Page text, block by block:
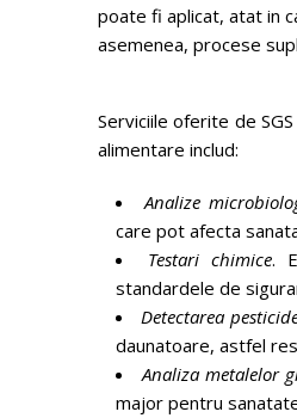
poate fi aplicat, atat in
asemenea, procese
Serviciile oferite de
alimentare includ:
Analize
care pot afecta
Testari chimice.
standardele de
Detectarea
daunatoare, astfel
Analiza metalelor
major pentru